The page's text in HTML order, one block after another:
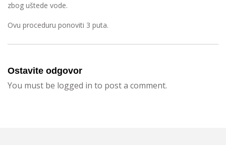
zbog uštede vode.
Ovu proceduru ponoviti 3 puta.
Ostavite odgovor
You must be logged in to post a comment.